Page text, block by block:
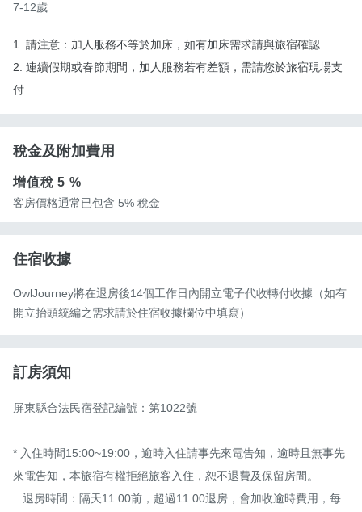
7-12歲
1. 請注意：加人服務不等於加床，如有加床需求請與旅宿確認
2. 連續假期或春節期間，加人服務若有差額，需請您於旅宿現場支
付
稅金及附加費用
增值稅5 %
客房價格通常已包含 5% 稅金
住宿收據
OwlJourney將在退房後14個工作日內開立電子代收轉付收據（如有
開立抬頭統編之需求請於住宿收據欄位中填寫）
訂房須知
屏東縣合法民宿登記編號：第1022號
* 入住時間15:00~19:00，逾時入住請事先來電告知，逾時且無事先
來電告知，本旅宿有權拒絕旅客入住，恕不退費及保留房間。